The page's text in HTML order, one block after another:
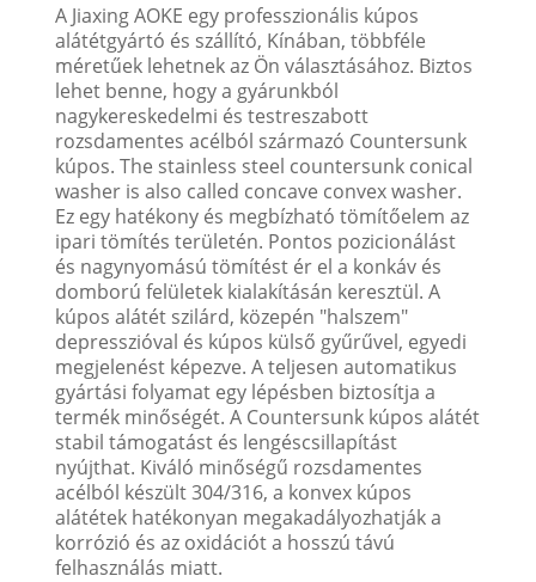
A Jiaxing AOKE egy professzionális kúpos
alátétgyártó és szállító, Kínában, többféle
méretűek lehetnek az Ön választásához. Biztos
lehet benne, hogy a gyárunkból
nagykereskedelmi és testreszabott
rozsdamentes acélból származó Countersunk
kúpos. The stainless steel countersunk conical
washer is also called concave convex washer.
Ez egy hatékony és megbízható tömítőelem az
ipari tömítés területén. Pontos pozicionálást
és nagynyomású tömítést ér el a konkáv és
domború felületek kialakításán keresztül. A
kúpos alátét szilárd, közepén "halszem"
depresszióval és kúpos külső gyűrűvel, egyedi
megjelenést képezve. A teljesen automatikus
gyártási folyamat egy lépésben biztosítja a
termék minőségét. A Countersunk kúpos alátét
stabil támogatást és lengéscsillapítást
nyújthat. Kiváló minőségű rozsdamentes
acélból készült 304/316, a konvex kúpos
alátétek hatékonyan megakadályozhatják a
korrózió és az oxidációt a hosszú távú
felhasználás miatt.